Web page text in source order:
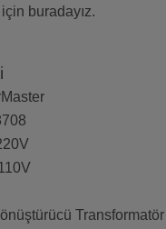
buradayız.
Transformatör